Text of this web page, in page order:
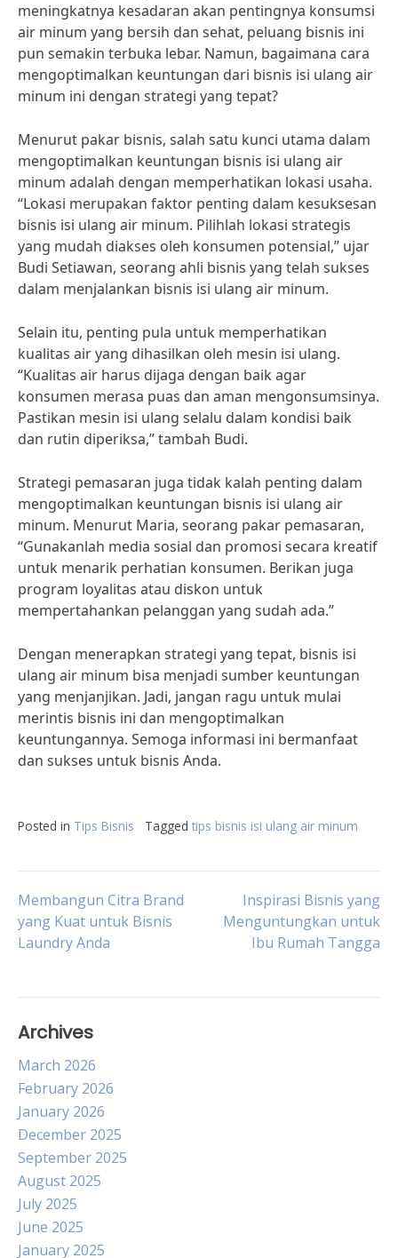
meningkatnya kesadaran akan pentingnya konsumsi
air minum yang bersih dan sehat, peluang bisnis ini
pun semakin terbuka lebar. Namun, bagaimana cara
mengoptimalkan keuntungan dari bisnis isi ulang air
minum ini dengan strategi yang tepat?
Menurut pakar bisnis, salah satu kunci utama dalam
mengoptimalkan keuntungan bisnis isi ulang air
minum adalah dengan memperhatikan lokasi usaha.
“Lokasi merupakan faktor penting dalam kesuksesan
bisnis isi ulang air minum. Pilihlah lokasi strategis
yang mudah diakses oleh konsumen potensial,” ujar
Budi Setiawan, seorang ahli bisnis yang telah sukses
dalam menjalankan bisnis isi ulang air minum.
Selain itu, penting pula untuk memperhatikan
kualitas air yang dihasilkan oleh mesin isi ulang.
“Kualitas air harus dijaga dengan baik agar
konsumen merasa puas dan aman mengonsumsinya.
Pastikan mesin isi ulang selalu dalam kondisi baik
dan rutin diperiksa,” tambah Budi.
Strategi pemasaran juga tidak kalah penting dalam
mengoptimalkan keuntungan bisnis isi ulang air
minum. Menurut Maria, seorang pakar pemasaran,
“Gunakanlah media sosial dan promosi secara kreatif
untuk menarik perhatian konsumen. Berikan juga
program loyalitas atau diskon untuk
mempertahankan pelanggan yang sudah ada.”
Dengan menerapkan strategi yang tepat, bisnis isi
ulang air minum bisa menjadi sumber keuntungan
yang menjanjikan. Jadi, jangan ragu untuk mulai
merintis bisnis ini dan mengoptimalkan
keuntungannya. Semoga informasi ini bermanfaat
dan sukses untuk bisnis Anda.
Posted in Tips Bisnis Tagged tips bisnis isi ulang air minum
Post
navigation
Membangun Citra Brand
yang Kuat untuk Bisnis
Laundry Anda
Inspirasi Bisnis yang
Menguntungkan untuk
Ibu Rumah Tangga
Archives
March 2026
February 2026
January 2026
December 2025
September 2025
August 2025
July 2025
June 2025
January 2025